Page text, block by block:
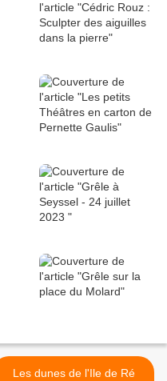
Les dunes de l'Ile de Ré